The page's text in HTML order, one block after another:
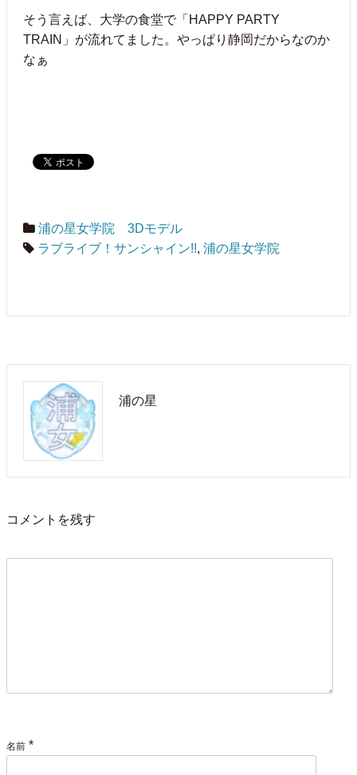
そう言えば、大学の食堂で「HAPPY PARTY
TRAIN」が流れてました。やっぱり静岡だからなのか
なぁ
浦の星女学院 3Dモデル
ラブライブ！サンシャイン!!, 浦の星女学院
浦の星
コメントを残す
名前 *